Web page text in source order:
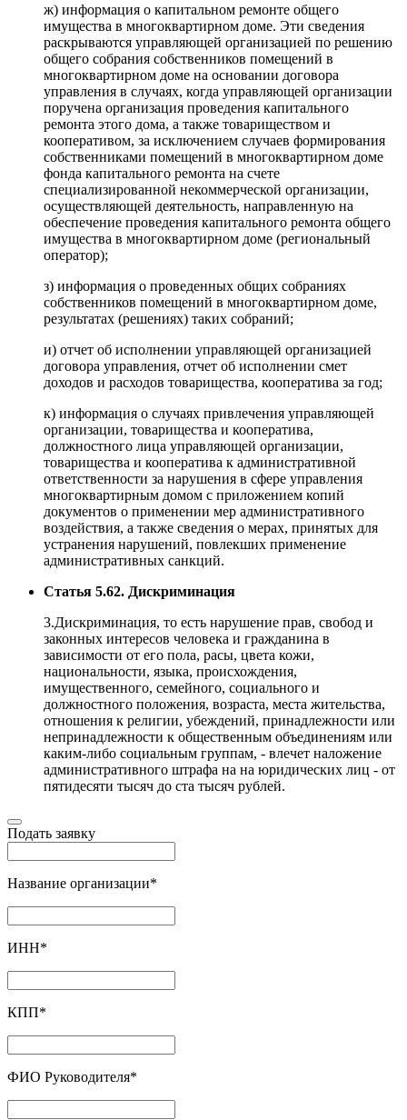
ж) информация о капитальном ремонте общего
имущества в многоквартирном доме. Эти сведения
раскрываются управляющей организацией по решению
общего собрания собственников помещений в
многоквартирном доме на основании договора
управления в случаях, когда управляющей организации
поручена организация проведения капитального
ремонта этого дома, а также товариществом и
кооперативом, за исключением случаев формирования
собственниками помещений в многоквартирном доме
фонда капитального ремонта на счете
специализированной некоммерческой организации,
осуществляющей деятельность, направленную на
обеспечение проведения капитального ремонта общего
имущества в многоквартирном доме (региональный
оператор);
з) информация о проведенных общих собраниях
собственников помещений в многоквартирном доме,
результатах (решениях) таких собраний;
и) отчет об исполнении управляющей организацией
договора управления, отчет об исполнении смет
доходов и расходов товарищества, кооператива за год;
к) информация о случаях привлечения управляющей
организации, товарищества и кооператива,
должностного лица управляющей организации,
товарищества и кооператива к административной
ответственности за нарушения в сфере управления
многоквартирным домом с приложением копий
документов о применении мер административного
воздействия, а также сведения о мерах, принятых для
устранения нарушений, повлекших применение
административных санкций.
Статья 5.62. Дискриминация
3.Дискриминация, то есть нарушение прав, свобод и
законных интересов человека и гражданина в
зависимости от его пола, расы, цвета кожи,
национальности, языка, происхождения,
имущественного, семейного, социального и
должностного положения, возраста, места жительства,
отношения к религии, убеждений, принадлежности или
непринадлежности к общественным объединениям или
каким-либо социальным группам, - влечет наложение
административного штрафа на на юридических лиц - от
пятидесяти тысяч до ста тысяч рублей.
Подать заявку
Название организации*
ИНН*
КПП*
ФИО Руководителя*